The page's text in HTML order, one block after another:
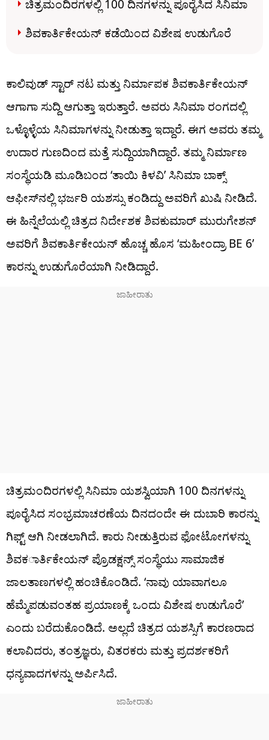
ಚಿತ್ರಮಂದಿರಗಳಲ್ಲಿ 100 ದಿನಗಳನ್ನು ಪೂರೈಸಿದ ಸಿನಿಮಾ
ಶಿವಕಾರ್ತಿಕೇಯನ್ ಕಡೆಯಿಂದ ವಿಶೇಷ ಉಡುಗೊರೆ
ಕಾಲಿವುಡ್ ಸ್ಟಾರ್ ನಟ ಮತ್ತು ನಿರ್ಮಾಪಕ ಶಿವಕಾರ್ತಿಕೇಯನ್
ಆಗಾಗಾ ಸುದ್ದಿ ಆಗುತ್ತಾ ಇರುತ್ತಾರೆ. ಅವರು ಸಿನಿಮಾ ರಂಗದಲ್ಲಿ
ಒಳ್ಳೊಳ್ಳೆಯ ಸಿನಿಮಾಗಳನ್ನು ನೀಡುತ್ತಾ ಇದ್ದಾರೆ. ಈಗ ಅವರು ತಮ್ಮ
ಉದಾರ ಗುಣದಿಂದ ಮತ್ತೆ ಸುದ್ದಿಯಾಗಿದ್ದಾರೆ. ತಮ್ಮ ನಿರ್ಮಾಣ
ಸಂಸ್ಥೆಯಡಿ ಮೂಡಿಬಂದ ‘ತಾಯಿ ಕಿಳವಿ’ ಸಿನಿಮಾ ಬಾಕ್ಸ್
ಆಫೀಸ್‌ನಲ್ಲಿ ಭರ್ಜರಿ ಯಶಸ್ಸು ಕಂಡಿದ್ದು ಅವರಿಗೆ ಖುಷಿ ನೀಡಿದೆ.
ಈ ಹಿನ್ನೆಲೆಯಲ್ಲಿ ಚಿತ್ರದ ನಿರ್ದೇಶಕ ಶಿವಕುಮಾರ್ ಮುರುಗೇಶನ್
ಅವರಿಗೆ ಶಿವಕಾರ್ತಿಕೇಯನ್ ಹೊಚ್ಚ ಹೊಸ ‘ಮಹೀಂದ್ರಾ BE 6’
ಕಾರನ್ನು ಉಡುಗೊರೆಯಾಗಿ ನೀಡಿದ್ದಾರೆ.
ಚಿತ್ರಮಂದಿರಗಳಲ್ಲಿ ಸಿನಿಮಾ ಯಶಸ್ವಿಯಾಗಿ 100 ದಿನಗಳನ್ನು
ಪೂರೈಸಿದ ಸಂಭ್ರಮಾಚರಣೆಯ ದಿನದಂದೇ ಈ ದುಬಾರಿ ಕಾರನ್ನು
ಗಿಫ್ಟ್ ಆಗಿ ನೀಡಲಾಗಿದೆ. ಕಾರು ನೀಡುತ್ತಿರುವ ಫೋಟೋಗಳನ್ನು
ಶಿವಕಾರ್ತಿಕೇಯನ್ ಪ್ರೊಡಕ್ಷನ್ಸ್ ಸಂಸ್ಥೆಯು ಸಾಮಾಜಿಕ
ಜಾಲತಾಣಗಳಲ್ಲಿ ಹಂಚಿಕೊಂಡಿದೆ. ‘ನಾವು ಯಾವಾಗಲೂ
ಹೆಮ್ಮೆಪಡುವಂತಹ ಪ್ರಯಾಣಕ್ಕೆ ಒಂದು ವಿಶೇಷ ಉಡುಗೊರೆ’
ಎಂದು ಬರೆದುಕೊಂಡಿದೆ. ಅಲ್ಲದೆ ಚಿತ್ರದ ಯಶಸ್ಸಿಗೆ ಕಾರಣರಾದ
ಕಲಾವಿದರು, ತಂತ್ರಜ್ಞರು, ವಿತರಕರು ಮತ್ತು ಪ್ರದರ್ಶಕರಿಗೆ
ಧನ್ಯವಾದಗಳನ್ನು ಅರ್ಪಿಸಿದೆ.